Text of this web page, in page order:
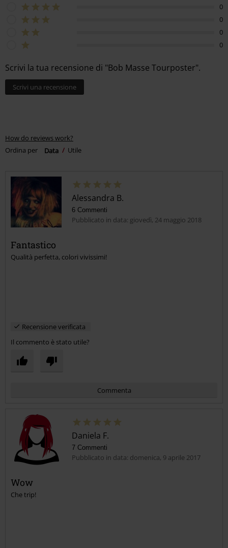
0
0
0
0
Scrivi la tua recensione di "Bob Masse Tourposter".
Scrivi una recensione
How do reviews work?
Ordina per
Data Utile
Alessandra B.
6 Commenti
Pubblicato in data: giovedì, 24 maggio 2018
Fantastico
Qualità perfetta, colori vivissimi!
Recensione verificata
Il commento è stato utile?
Commenta
Invia un commento
Daniela F.
7 Commenti
Pubblicato in data: domenica, 9 aprile 2017
Wow
Che trip!